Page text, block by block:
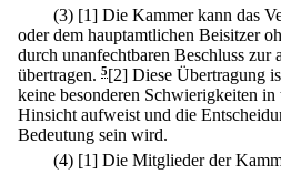
(3) [1] Die Kammer kann das
oder dem hauptamtlichen Beisitzer
durch unanfechtbaren Beschluss zur
übertragen. 5[2] Diese Übertragung
keine besonderen Schwierigkeiten
Hinsicht aufweist und die
Bedeutung sein wird.
(4) [1] Die Mitglieder der